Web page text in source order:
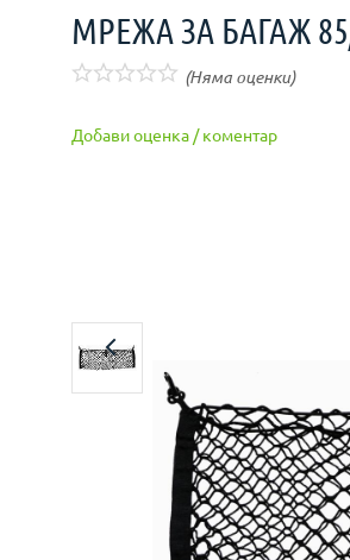
МРЕЖА ЗА БАГАЖ
(Няма оценки)
Добави оценка / коментар